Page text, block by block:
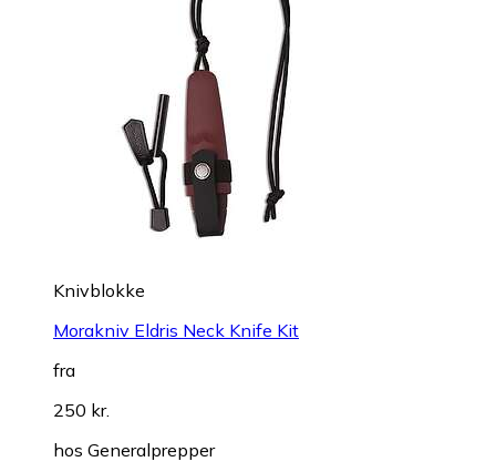
Knivblokke
Morakniv Eldris Neck Knife Kit
fra
250 kr.
hos Generalprepper